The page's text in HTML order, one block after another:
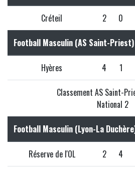
Créteil 2 0
Football Masculin (AS Saint-Priest)
Hyères 4 1
Classement AS Saint-
National 2
Football Masculin (Lyon-La
Réserve de l'OL 2 4